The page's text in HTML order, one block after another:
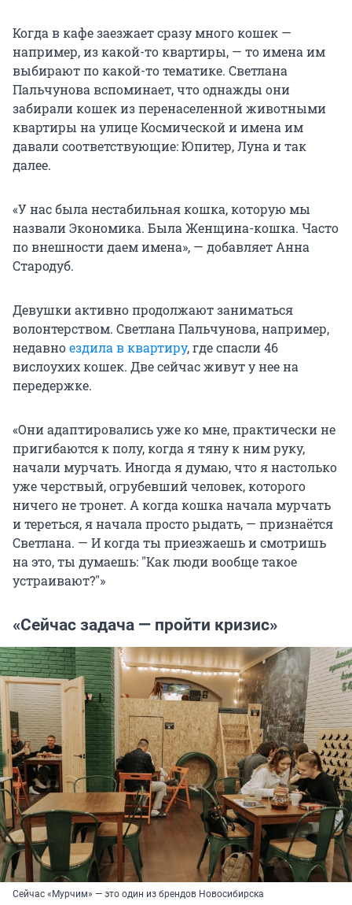
Когда в кафе заезжает сразу много кошек —
например, из какой-то квартиры, — то имена им
выбирают по какой-то тематике. Светлана
Пальчунова вспоминает, что однажды они
забирали кошек из перенаселенной животными
квартиры на улице Космической и имена им
давали соответствующие: Юпитер, Луна и так
далее.
«У нас была нестабильная кошка, которую мы
назвали Экономика. Была Женщина-кошка. Часто
по внешности даем имена», — добавляет Анна
Стародуб.
Девушки активно продолжают заниматься
волонтерством. Светлана Пальчунова, например,
недавноездила в квартиру, где спасли 46
вислоухих кошек. Две сейчас живут у нее на
передержке.
«Они адаптировались уже ко мне, практически не
пригибаются к полу, когда я тяну к ним руку,
начали мурчать. Иногда я думаю, что я настолько
уже черствый, огрубевший человек, которого
ничего не тронет. А когда кошка начала мурчать
и тереться, я начала просто рыдать, — признаётся
Светлана. — И когда ты приезжаешь и смотришь
на это, ты думаешь: "Как люди вообще такое
устраивают?"»
«Сейчас задача — пройти кризис»
Сейчас «Мурчим» — это один из брендов Новосибирска